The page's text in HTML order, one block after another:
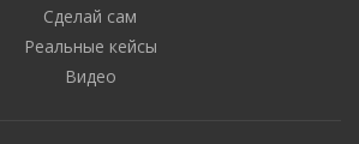
Сделай сам
Реальные кейсы
Видео